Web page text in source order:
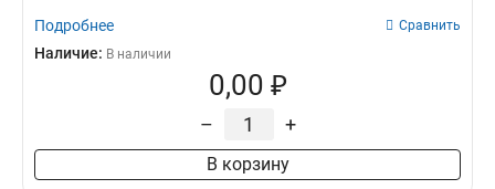
Подробнее Сравнить
Наличие: В наличии
0,00 ₽
– +
В корзину